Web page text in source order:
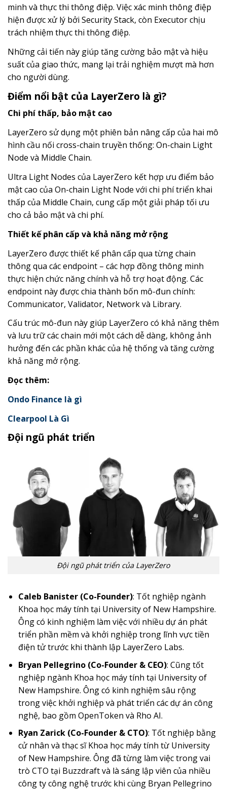
minh và thực thi thông điệp. Việc xác minh thông điệp
hiện được xử lý bởi Security Stack, còn Executor chịu
trách nhiệm thực thi thông điệp.
Những cải tiến này giúp tăng cường bảo mật và hiệu
suất của giao thức, mang lại trải nghiệm mượt mà hơn
cho người dùng.
Điểm nổi bật của LayerZero là gì?
Chi phí thấp, bảo mật cao
LayerZero sử dụng một phiên bản nâng cấp của hai mô
hình cầu nối cross-chain truyền thống: On-chain Light
Node và Middle Chain.
Ultra Light Nodes của LayerZero kết hợp ưu điểm bảo
mật cao của On-chain Light Node với chi phí triển khai
thấp của Middle Chain, cung cấp một giải pháp tối ưu
cho cả bảo mật và chi phí.
Thiết kế phân cấp và khả năng mở rộng
LayerZero được thiết kế phân cấp qua từng chain
thông qua các endpoint – các hợp đồng thông minh
thực hiện chức năng chính và hỗ trợ hoạt động. Các
endpoint này được chia thành bốn mô-đun chính:
Communicator, Validator, Network và Library.
Cấu trúc mô-đun này giúp LayerZero có khả năng thêm
và lưu trữ các chain mới một cách dễ dàng, không ảnh
hưởng đến các phần khác của hệ thống và tăng cường
khả năng mở rộng.
Đọc thêm:
Ondo Finance là gì
Clearpool Là Gì
Đội ngũ phát triển
Đội ngũ phát triển của LayerZero
Caleb Banister (Co-Founder): Tốt nghiệp ngành
Khoa học máy tính tại University of New Hampshire.
Ông có kinh nghiệm làm việc với nhiều dự án phát
triển phần mềm và khởi nghiệp trong lĩnh vực tiền
điện tử trước khi thành lập LayerZero Labs.
Bryan Pellegrino (Co-Founder & CEO): Cũng tốt
nghiệp ngành Khoa học máy tính tại University of
New Hampshire. Ông có kinh nghiệm sâu rộng
trong việc khởi nghiệp và phát triển các dự án công
nghệ, bao gồm OpenToken và Rho AI.
Ryan Zarick (Co-Founder & CTO): Tốt nghiệp bằng
cử nhân và thạc sĩ Khoa học máy tính từ University
of New Hampshire. Ông đã từng làm việc trong vai
trò CTO tại Buzzdraft và là sáng lập viên của nhiều
công ty công nghệ trước khi cùng Bryan Pellegrino